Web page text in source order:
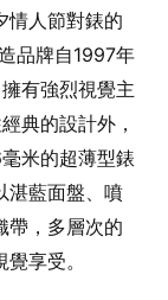
情人節對錶的
品牌自1997年
有強烈視覺主
典的設計外，
米的超薄型錶
湛藍面盤、噴
帶，多層次的
享受。